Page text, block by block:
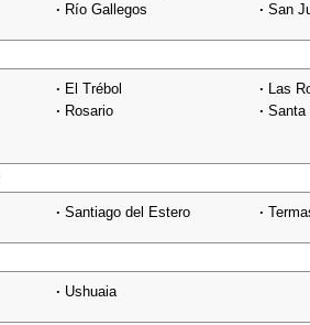
· Río Gallegos · San
· El Trébol · Las
· Rosario · Santa
· Santiago del Estero ·
· Ushuaia